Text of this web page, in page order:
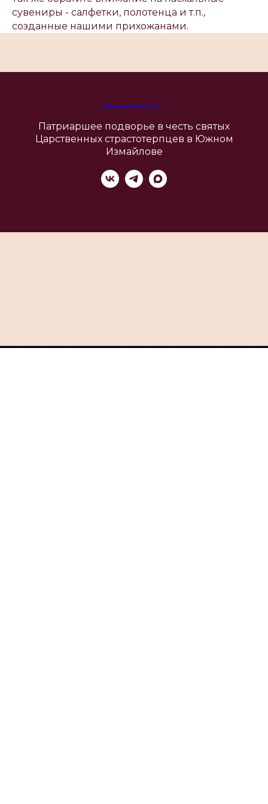
сувениры - салфетки, полотенца и т.п.,
созданные нашими прихожанами.
Патриаршее подворье в честь святых
Царственных страстотерпцев в Южном
Измайлове